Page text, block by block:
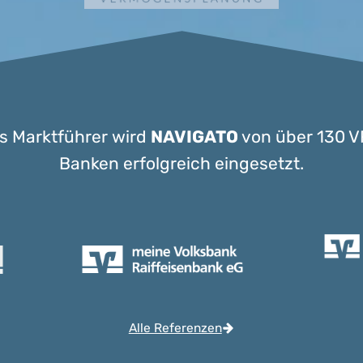
Marktführer wird NAVIGATO von über 130
Banken erfolgreich eingesetzt.
Alle Referenzen